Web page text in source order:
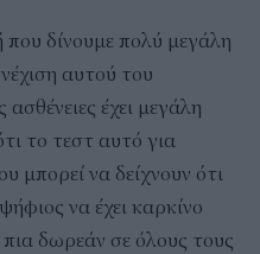
που δίνουμε πολύ μεγάλη
αυτού του
έχει μεγάλη
το τεστ αυτό για
μπορεί να δείχνουν ότι
να έχει καρκίνο
πια δωρεάν σε όλους τους